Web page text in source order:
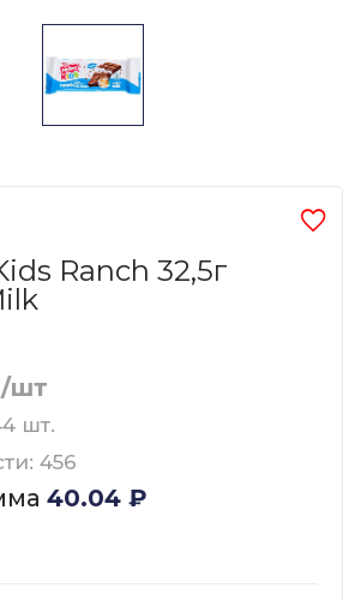
Ranch 32,5г
/шт
шт.
456
40.04 ₽